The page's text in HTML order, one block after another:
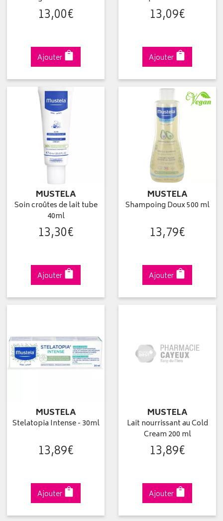
13,00€
Ajouter
13,09€
Ajouter
MUSTELA
Soin croûtes de lait tube
40ml
13,30€
Ajouter
MUSTELA
Shampoing Doux 500 ml
13,79€
Ajouter
MUSTELA
Stelatopia Intense - 30ml
13,89€
Ajouter
MUSTELA
Lait nourrissant au Cold
Cream 200 ml
13,89€
Ajouter